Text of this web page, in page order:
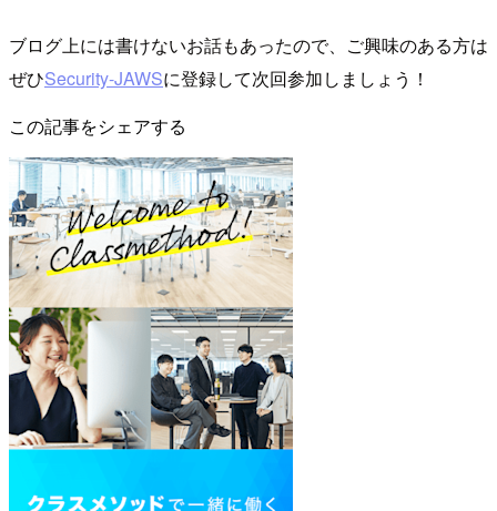
ブログ上には書けないお話もあったので、ご興味のある方は
ぜひSecurity-JAWSに登録して次回参加しましょう！
この記事をシェアする